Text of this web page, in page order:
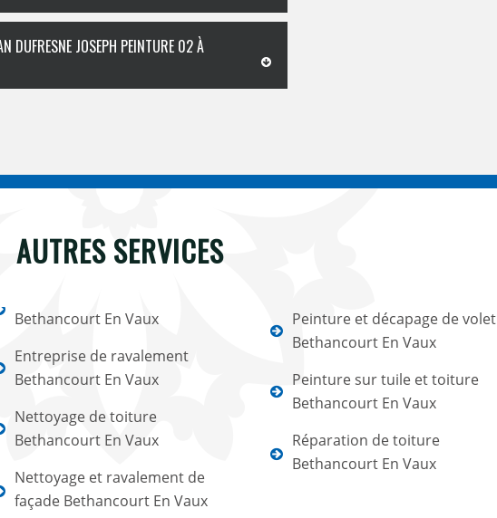
DUFRESNE JOSEPH PEINTURE 02 À
AUTRES SERVICES
Bethancourt En Vaux
Entreprise de ravalement
Bethancourt En Vaux
Nettoyage de toiture
Bethancourt En Vaux
Nettoyage et ravalement de
façade Bethancourt En Vaux
Peinture et décapage de volet
Bethancourt En Vaux
Peinture sur tuile et toiture
Bethancourt En Vaux
Réparation de toiture
Bethancourt En Vaux